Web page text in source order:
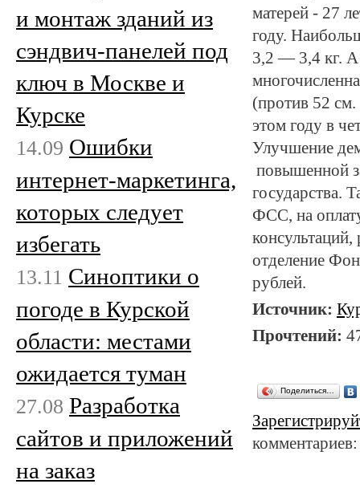
матерей - 27
году.
3,2 — 3,4 кг. А
(против 52
этом году в
Улучшение
повышенной
государства.
ФСС, на
отделение
рублей.
Источник:
Прочтений:
Поделиться…
и монтаж зданий из
сэндвич-панелей под
ключ в Москве и
Курске
14.09 Ошибки
интернет-маркетинга,
которых следует
избегать
13.11 Cиноптики о
погоде в Курской
области: местами
ожидается туман
27.08 Разработка
сайтов и приложений
на заказ